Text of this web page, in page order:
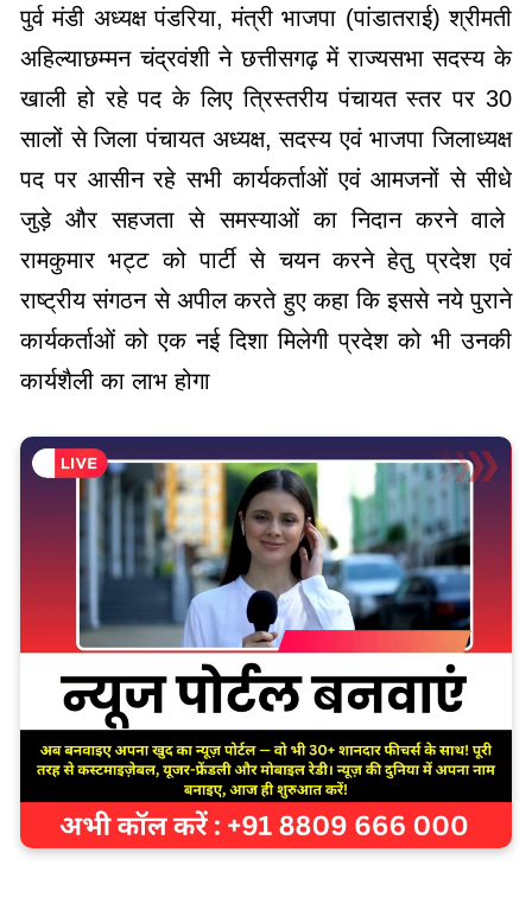
खाली हो रहे पद के लिए त्रिस्तरीय पंचायत स्तर पर 30
सालों से जिला पंचायत अध्यक्ष, सदस्य एवं भाजपा जिलाध्यक्ष
पद पर आसीन रहे सभी कार्यकर्ताओं एवं आमजनों से सीधे
जुड़े और सहजता से समस्याओं का निदान करने वाले
रामकुमार भट्ट को पार्टी से चयन करने हेतु प्रदेश एवं
राष्ट्रीय संगठन से अपील करते हुए कहा कि इससे नये पुराने
कार्यकर्ताओं को एक नई दिशा मिलेगी प्रदेश को भी उनकी
कार्यशैली का लाभ होगा